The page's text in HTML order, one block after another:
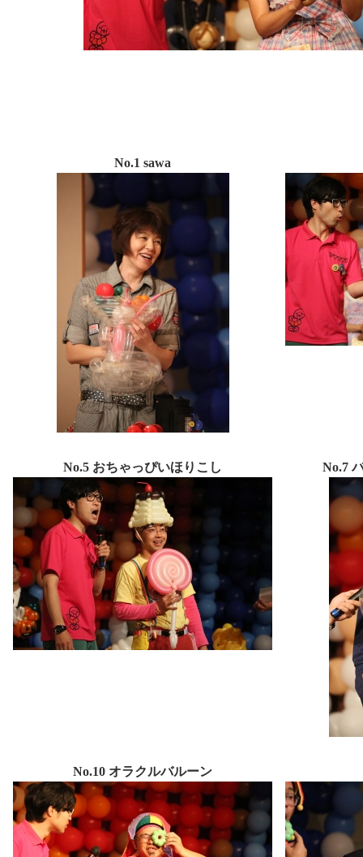
No.1 sawa
No.5 おちゃっぴいほりこし No.7
No.10 オラクルバルーン